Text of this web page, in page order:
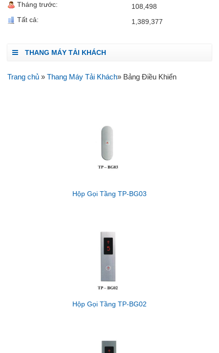
Tháng trước:
108,498
Tất cả:
1,389,377
THANG MÁY TẢI KHÁCH
Trang chủ » Thang Máy Tải Khách» Bảng Điều Khiển
Hộp Gọi Tầng TP-BG03
Hộp Gọi Tầng TP-BG02